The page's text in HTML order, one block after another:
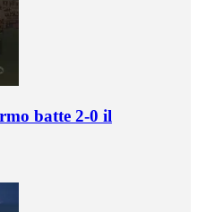
batte 2-0 il